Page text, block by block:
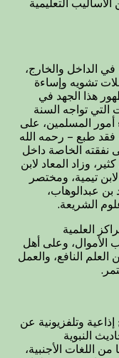
التعليمية
الداخل والخارج،
تشويه وإساءة
هذا الجهد في
التي تواجه السنة
أمور المسلمين، على
فقد طبع – رحمه الله
نفقته الخاصة داخل
وزاد المعاد لابن
تيمية، ومختصر
عبدالوهاب،
الشريعة.
العلمية
الأموال، وعلى أهل
العلم النافع، والعمل
وتلفزيونية عن
النبوية
من اللغات الأجنبية،